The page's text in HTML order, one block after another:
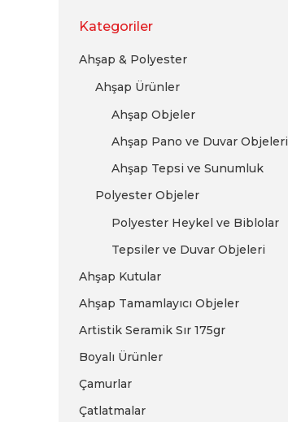
Kategoriler
Ahşap & Polyester
Ahşap Ürünler
Ahşap Objeler
Ahşap Pano ve Duvar Objeleri
Ahşap Tepsi ve Sunumluk
Polyester Objeler
Polyester Heykel ve Biblolar
Tepsiler ve Duvar Objeleri
Ahşap Kutular
Ahşap Tamamlayıcı Objeler
Artistik Seramik Sır 175gr
Boyalı Ürünler
Çamurlar
Çatlatmalar